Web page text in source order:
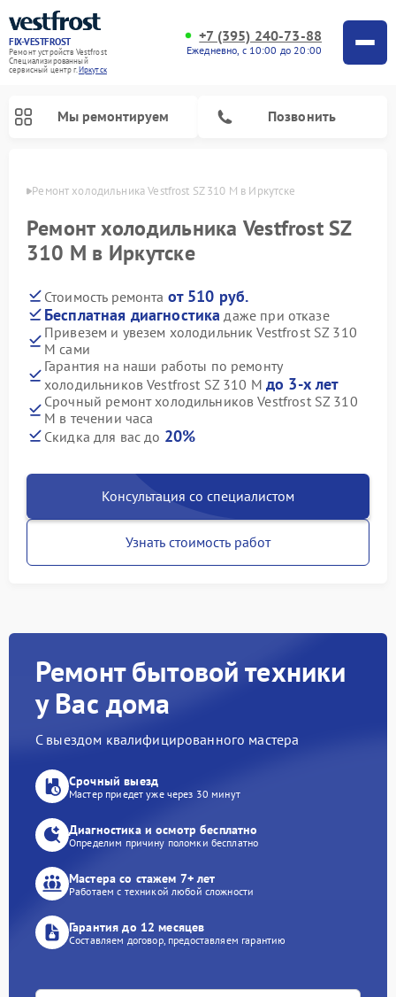
FIX-VESTFROST
Ремонт устройств Vestfrost
Специализированный
cервисный центр г.Иркутск
+7 (395) 240-73-88
Ежедневно, с 10:00 до 20:00
Мы ремонтируем Позвонить
Ремонт холодильника Vestfrost SZ 310 M в Иркутске
Ремонт холодильника Vestfrost SZ
310 M в Иркутске
Стоимость ремонта от 510 руб.
Бесплатная диагностика даже при отказе
Привезем и увезем холодильник Vestfrost SZ 310
M сами
Гарантия на наши работы по ремонту
холодильников Vestfrost SZ 310 M до 3-х лет
Срочный ремонт холодильников Vestfrost SZ 310
M в течении часа
Скидка для вас до 20%
Консультация со специалистом
Узнать стоимость работ
Ремонт бытовой техники
у Вас дома
С выездом квалифицированного мастера
Срочный выезд
Мастер приедет уже через 30 минут
Диагностика и осмотр бесплатно
Определим причину поломки бесплатно
Мастера со стажем 7+ лет
Работаем с техникой любой сложности
Гарантия до 12 месяцев
Составляем договор, предоставляем гарантию